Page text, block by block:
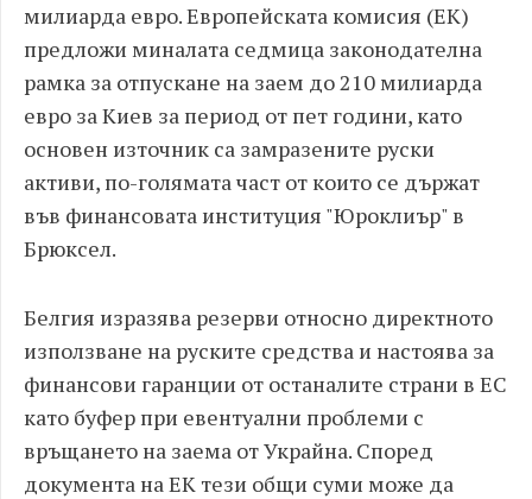
милиарда евро. Европейската комисия (ЕК)
предложи миналата седмица законодателна
рамка за отпускане на заем до 210 милиарда
евро за Киев за период от пет години, като
основен източник са замразените руски
активи, по-голямата част от които се държат
във финансовата институция "Юроклиър" в
Брюксел.
Белгия изразява резерви относно директното
използване на руските средства и настоява за
финансови гаранции от останалите страни в ЕС
като буфер при евентуални проблеми с
връщането на заема от Украйна. Според
документа на ЕК тези общи суми може да